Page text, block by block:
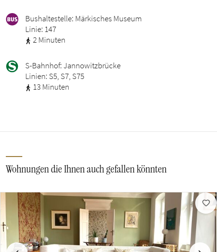
Bushaltestelle: Märkisches Museum
Linie: 147
2 Minuten
S-Bahnhof: Jannowitzbrücke
Linien: S5, S7, S75
13 Minuten
Wohnungen die Ihnen auch gefallen könnten